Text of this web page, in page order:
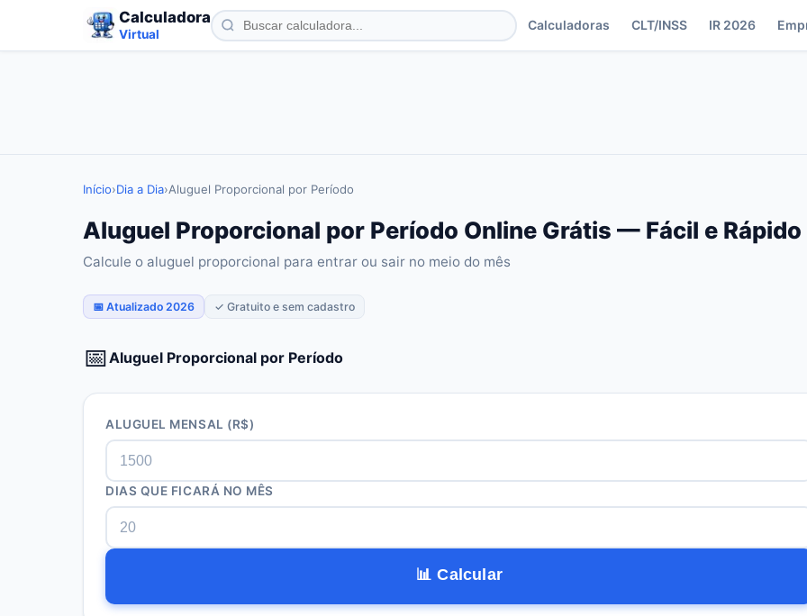
Calculadora
Virtual
Calculadoras CLT/INSS IR 2026
Início›Dia a Dia›Aluguel Proporcional por Período
Aluguel Proporcional por Período Online Grátis — Fácil e
Calcule o aluguel proporcional para entrar ou sair no meio do mês
📅 Atualizado 2026 ✓ Gratuito e sem cadastro
📅Aluguel Proporcional por Período
ALUGUEL MENSAL (R$)
DIAS QUE FICARÁ NO MÊS
📊 Calcular